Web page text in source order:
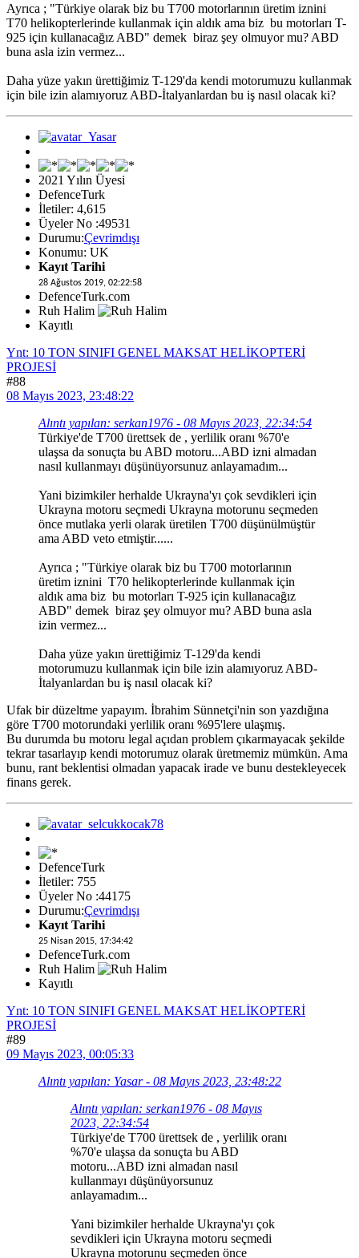
Ayrıca ; "Türkiye olarak biz bu T700 motorlarının üretim iznini
T70 helikopterlerinde kullanmak için aldık ama biz bu motorları T-
925 için kullanacağız ABD" demek biraz şey olmuyor mu? ABD
buna asla izin vermez...
Daha yüze yakın ürettiğimiz T-129'da kendi motorumuzu kullanmak
için bile izin alamıyoruz ABD-İtalyanlardan bu iş nasıl olacak ki?
2021 Yılın Üyesi
DefenceTurk
İletiler: 4,615
Üyeler No :49531
Durumu:Çevrimdışı
Konumu: UK
Kayıt Tarihi
28 Ağustos 2019, 02:22:58
DefenceTurk.com
Ruh Halim
Kayıtlı
Ynt: 10 TON SINIFI GENEL MAKSAT HELİKOPTERİ
PROJESİ
#88
08 Mayıs 2023, 23:48:22
Alıntı yapılan: serkan1976 - 08 Mayıs 2023, 22:34:54
Türkiye'de T700 ürettsek de , yerlilik oranı %70'e
ulaşsa da sonuçta bu ABD motoru...ABD izni almadan
nasıl kullanmayı düşünüyorsunuz anlayamadım...
Yani bizimkiler herhalde Ukrayna'yı çok sevdikleri için
Ukrayna motoru seçmedi Ukrayna motorunu seçmeden
önce mutlaka yerli olarak üretilen T700 düşünülmüştür
ama ABD veto etmiştir......
Ayrıca ; "Türkiye olarak biz bu T700 motorlarının
üretim iznini T70 helikopterlerinde kullanmak için
aldık ama biz bu motorları T-925 için kullanacağız
ABD" demek biraz şey olmuyor mu? ABD buna asla
izin vermez...
Daha yüze yakın ürettiğimiz T-129'da kendi
motorumuzu kullanmak için bile izin alamıyoruz ABD-
İtalyanlardan bu iş nasıl olacak ki?
Ufak bir düzeltme yapayım. İbrahim Sünnetçi'nin son yazdığına
göre T700 motorundaki yerlilik oranı %95'lere ulaşmış.
Bu durumda bu motoru legal açıdan problem çıkarmayacak şekilde
tekrar tasarlayıp kendi motorumuz olarak üretmemiz mümkün. Ama
bunu, rant beklentisi olmadan yapacak irade ve bunu destekleyecek
finans gerek.
DefenceTurk
İletiler: 755
Üyeler No :44175
Durumu:Çevrimdışı
Kayıt Tarihi
25 Nisan 2015, 17:34:42
DefenceTurk.com
Ruh Halim
Kayıtlı
Ynt: 10 TON SINIFI GENEL MAKSAT HELİKOPTERİ
PROJESİ
#89
09 Mayıs 2023, 00:05:33
Alıntı yapılan: Yasar - 08 Mayıs 2023, 23:48:22
Alıntı yapılan: serkan1976 - 08 Mayıs
2023, 22:34:54
Türkiye'de T700 ürettsek de , yerlilik oranı
%70'e ulaşsa da sonuçta bu ABD
motoru...ABD izni almadan nasıl
kullanmayı düşünüyorsunuz
anlayamadım...
Yani bizimkiler herhalde Ukrayna'yı çok
sevdikleri için Ukrayna motoru seçmedi
Ukrayna motorunu seçmeden önce